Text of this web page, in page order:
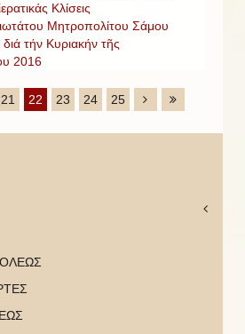
Κλίσεις
Μητροπολίτου Σάμου
τήν Κυριακήν τῆς
2016
21 22 23 24 25